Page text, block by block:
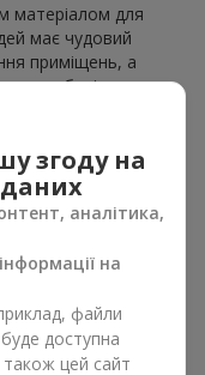
матеріалом для
має чудовий
приміщень, а
що зберігає свою
своїй структурі
Букет з орхідей
масштабних
центральним
Залежно від
орхідеї ціна.
з орхідей.
згоду на
аналітика,
на
файли
доступна
цей сайт